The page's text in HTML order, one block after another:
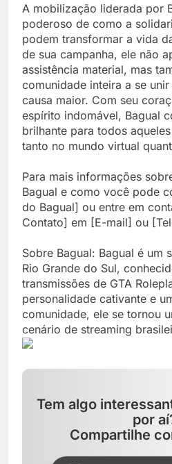
A mobilização liderada por
poderoso de como a
podem transformar a vida
de sua campanha, ele não
assistência material, mas
comunidade inteira a se
causa maior. Com seu
espírito indomável, Bagual
brilhante para todos
tanto no mundo virtual
Para mais informações
Bagual e como você pode
do Bagual] ou entre em
Contato] em [E-mail] ou
Sobre Bagual: Bagual é um
Rio Grande do Sul,
transmissões de GTA
personalidade cativante e
comunidade, ele se tornou
cenário de streaming
Tem algo
por
Compartilhe